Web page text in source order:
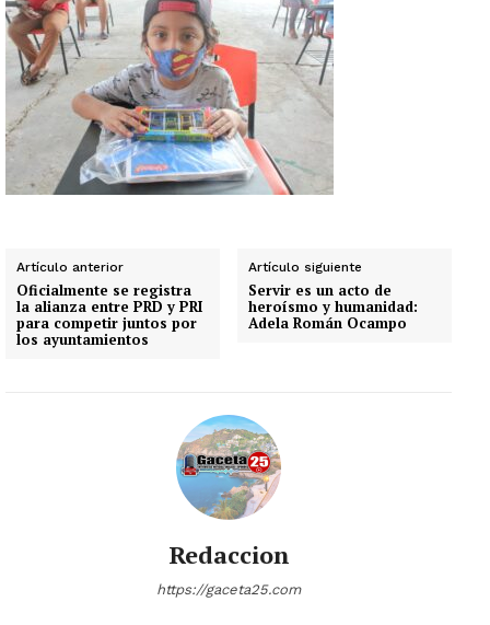
Artículo anterior
Oficialmente se registra
la alianza entre PRD y PRI
para competir juntos por
los ayuntamientos
Artículo siguiente
Servir es un acto de
heroísmo y humanidad:
Adela Román Ocampo
Redaccion
https://gaceta25.com